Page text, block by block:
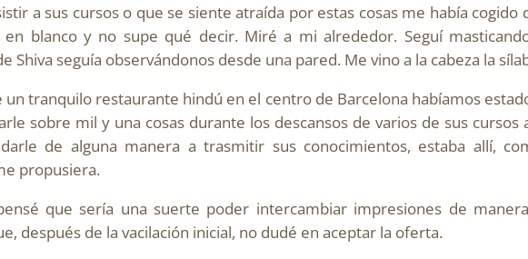
a sus cursos o que se siente atraída por estas cosas me había
blanco y no supe qué decir. Miré a mi alrededor. Seguí
Shiva seguía observándonos desde una pared. Me vino a la cabeza la
un tranquilo restaurante hindú en el centro de Barcelona habíamos
sobre mil y una cosas durante los descansos de varios de sus cursos
de alguna manera a trasmitir sus conocimientos, estaba allí,
propusiera.
que sería una suerte poder intercambiar impresiones de
después de la vacilación inicial, no dudé en aceptar la oferta.